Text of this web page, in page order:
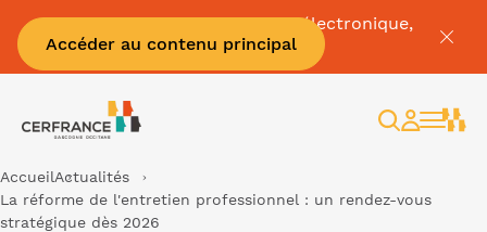
Accéder au contenu principal
Pour tout savoir sur la facture électronique,
c'est parici
Rechercher
Espace
AccueilActualités
La réforme de l'entretien professionnel : un rendez-vous
stratégique dès 2026